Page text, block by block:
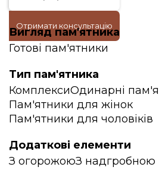
Отримати консультацію
Вигляд пам'ятника
Готові пам'ятники
Тип пам'ятника
КомплексиОдинарні
Пам'ятники для жінок
Пам'ятники для чоловіків
Додаткові елементи
З огорожоюЗ надгробною